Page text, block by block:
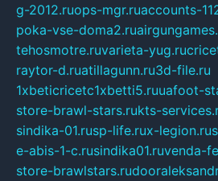
g-2012.ruops-mgr.ruaccounts-
poka-vse-doma2.ru
tehosmotre.ruvarieta-yug.ru
raytor-d.ruatillagunn.ru3d-file.ru
1xbeticricetc1xbetti5.ruuafoot-
store-brawl-stars.rukts-
sindika-01.rusp-life.rux-legion.ru
e-abis-1-c.rusindika01.ruvenda-
store-brawlstars.ru